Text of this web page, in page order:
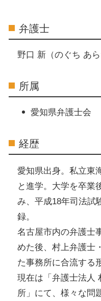
弁護士
野口 新（のぐち あら
所属
愛知県弁護士会
経歴
愛知県出身。私立東
と進学。大学を卒業
み、平成18年司法試
録。
名古屋市内の弁護士
めた後、村上弁護士
た事務所に合流する
現在は「弁護士法人
所」にて、様々な問